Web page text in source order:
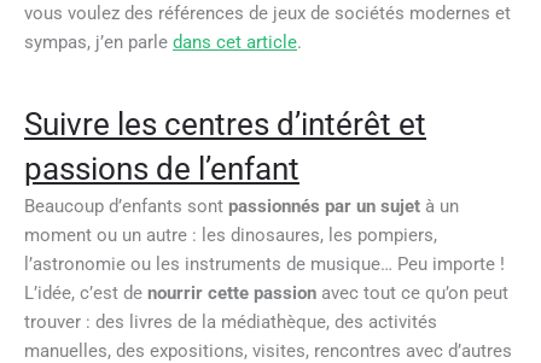
vous voulez des références de jeux de sociétés modernes et
sympas, j’en parle dans cet article.
Suivre les centres d’intérêt et
passions de l’enfant
Beaucoup d’enfants sont passionnés par un sujet à un
moment ou un autre : les dinosaures, les pompiers,
l’astronomie ou les instruments de musique… Peu importe !
L’idée, c’est de nourrir cette passion avec tout ce qu’on peut
trouver : des livres de la médiathèque, des activités
manuelles, des expositions, visites, rencontres avec d’autres